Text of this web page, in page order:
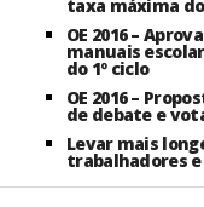
taxa máxima
OE 2016 –
manuais
do 1º ciclo
OE 2016 –
de debate e
Levar mais
trabalhadores e